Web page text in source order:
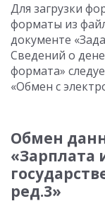
Для загрузки
форматы из
документе
Сведений о
формата»
«Обмен с
Обмен
«Зарплата
ред.3»